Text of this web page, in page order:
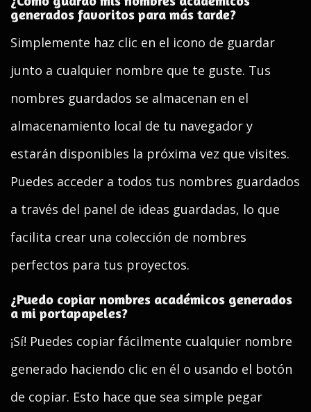
generados favoritos para más tarde?
Simplemente haz clic en el icono de guardar
junto a cualquier nombre que te guste. Tus
nombres guardados se almacenan en el
almacenamiento local de tu navegador y
estarán disponibles la próxima vez que visites.
Puedes acceder a todos tus nombres guardados
a través del panel de ideas guardadas, lo que
facilita crear una colección de nombres
perfectos para tus proyectos.
¿Puedo copiar nombres académicos generados
a mi portapapeles?
¡Sí! Puedes copiar fácilmente cualquier nombre
generado haciendo clic en él o usando el botón
de copiar. Esto hace que sea simple pegar